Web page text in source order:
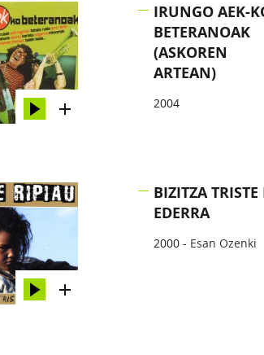
IRUNGO AEK-
BETERANOAK
(ASKOREN
ARTEAN)
2004
BIZITZA TRISTE
EDERRA
2000 - Esan Ozenki